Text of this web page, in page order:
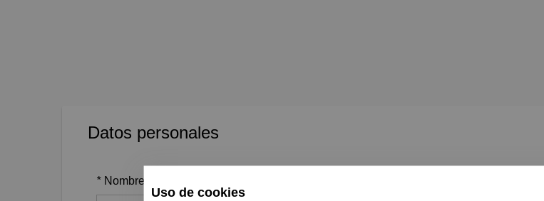
Datos personales
* Nombre
Uso de cookies